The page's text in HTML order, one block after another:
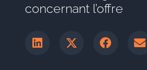
concernant l’offre